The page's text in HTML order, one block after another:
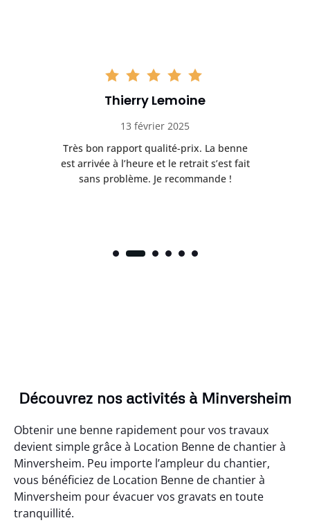
Thierry Lemoine
13 février 2025
Très bon rapport qualité-prix. La benne
est arrivée à l’heure et le retrait s’est fait
sans problème. Je recommande !
Découvrez nos activités à Minversheim
Obtenir une benne rapidement pour vos travaux
devient simple grâce à Location Benne de chantier à
Minversheim. Peu importe l’ampleur du chantier,
vous bénéficiez de Location Benne de chantier à
Minversheim pour évacuer vos gravats en toute
tranquillité.